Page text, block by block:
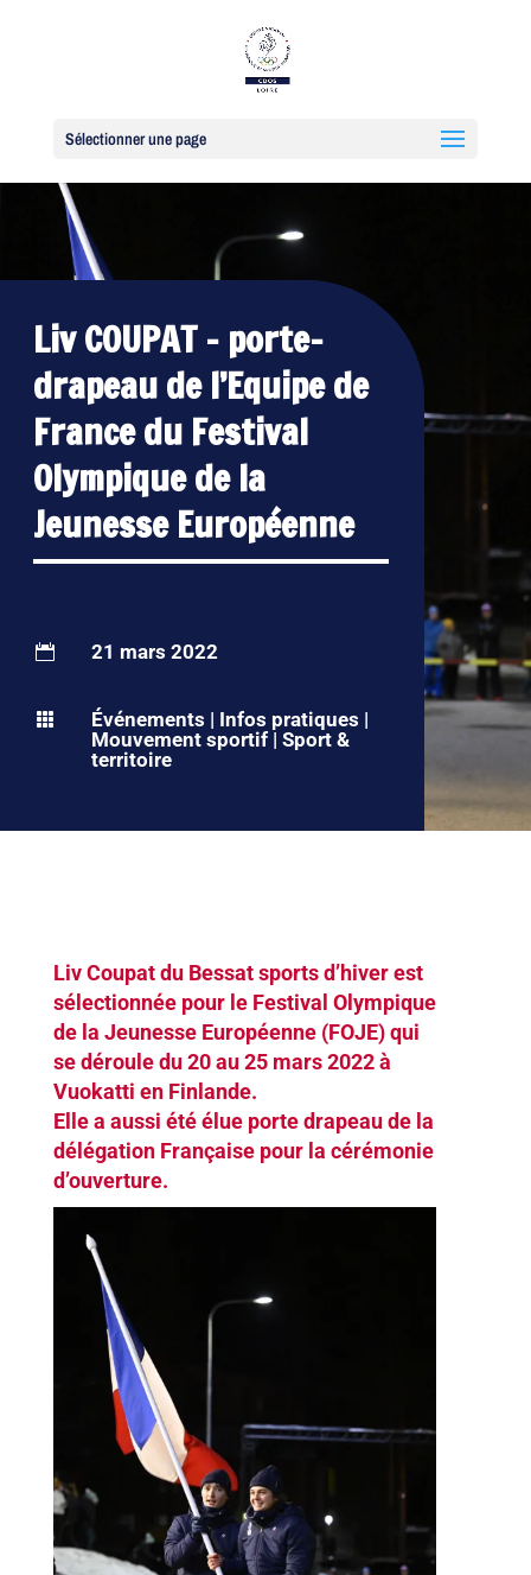
Sélectionner une page
Liv COUPAT – porte-
drapeau de l’Equipe de
France du Festival
Olympique de la
Jeunesse Européenne
 21 mars 2022
 Événements | Infos pratiques |
Mouvement sportif |Sport &
territoire
Liv Coupat du Bessat sports d’hiver est
sélectionnée pour le Festival Olympique
de la Jeunesse Européenne (FOJE) qui
se déroule du 20 au 25 mars 2022 à
Vuokatti en Finlande.
Elle a aussi été élue porte drapeau de la
délégation Française pour la cérémonie
d’ouverture.